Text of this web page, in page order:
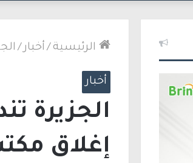
الرئيسية / أخبار /
أخبار
الجزيرة
إغلاق